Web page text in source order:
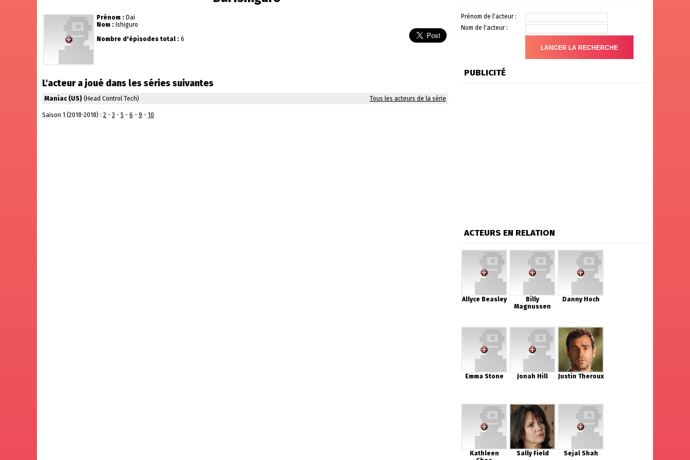
Prénom : Dai
Nom : Ishiguro
Nombre d'épisodes total : 6
L'acteur a joué dans les séries suivantes
Maniac (US) (Head Control Tech) Tous les acteurs de la série
Saison 1 (2018-2018) : 2 - 3 - 5 - 6 - 9 - 10
Prénom de l'acteur :
Nom de l'acteur :
PUBLICITÉ
ACTEURS EN RELATION
Allyce Beasley
Billy
Magnussen
Danny Hoch
Emma Stone Jonah Hill Justin Theroux
Kathleen
Sally Field Sejal Shah